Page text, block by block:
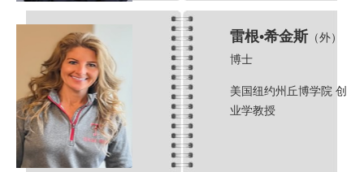
雷根•希金斯（外）
博士
美国纽约州丘博学院 创
业学教授